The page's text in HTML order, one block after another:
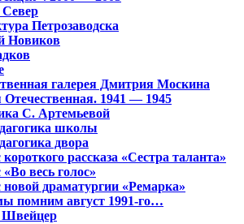
Север
Петрозаводска
Новиков
галерея Дмитрия Москина
Отечественная. 1941 — 1945
С. Артемьевой
школы
двора
рассказа «Сестра таланта»
весь голос»
новой драматургии «Ремарка»
помним август 1991-го…